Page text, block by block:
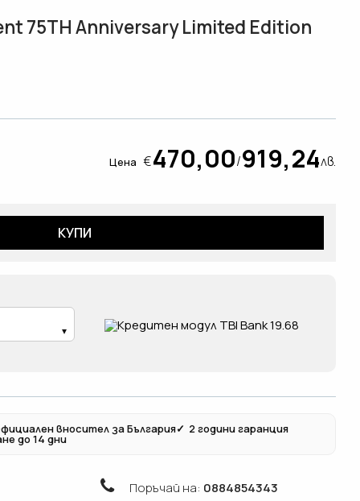
75TH Anniversary Limited Edition
Цена €470,00/919,24лв.
КУПИ
вносител за България✓ 2 години гаранция
до 14 дни
Поръчай на: 0884854343